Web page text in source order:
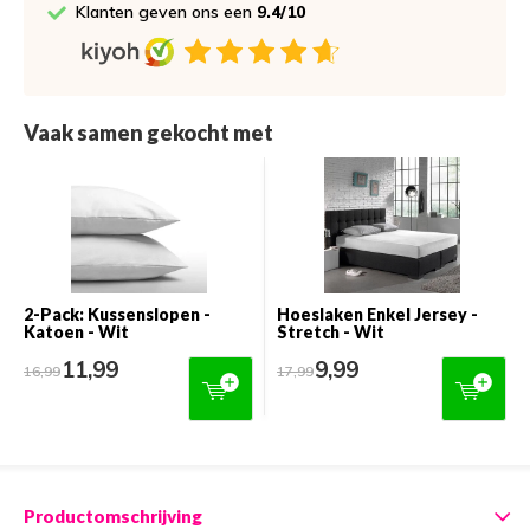
Klanten geven ons een 9.4/10
Vaak samen gekocht met
2-Pack: Kussenslopen -
Katoen - Wit
16,9911,99
Hoeslaken Enkel Jersey -
Stretch - Wit
17,999,99
Productomschrijving